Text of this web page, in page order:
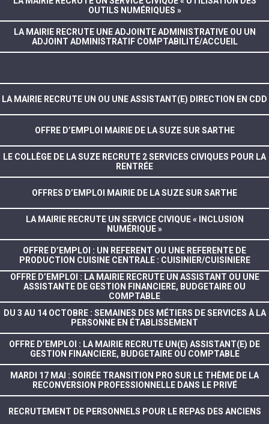
OUTILS NUMÉRIQUES »
LA MAIRIE RECRUTE UNE ADJOINTE ADMINISTRATIVE OU UN
ADJOINT ADMINISTRATIF COMPTABILITÉ/ACCUEIL
LA MAIRIE RECRUTE UN OU UNE ASSISTANT(E) DIRECTION EN CDD
OFFRE D’EMPLOI MAIRIE DE LA SUZE SUR SARTHE
LE COLLÈGE DE LA SUZE RECRUTE 2 SERVICES CIVIQUES POUR LA
RENTRÉE
OFFRES D’EMPLOI MAIRIE DE LA SUZE SUR SARTHE
LA MAIRIE RECRUTE UN SERVICE CIVIQUE « INCLUSION
NUMÉRIQUE »
OFFRE D’EMPLOI : UN REFERENT OU UNE REFERENTE DE
PRODUCTION CUISINE CENTRALE : CUISINIER/CUISINIERE
OFFRE D’EMPLOI : LA MAIRIE RECRUTE UN ASSISTANT OU UNE
ASSISTANTE DE GESTION FINANCIERE, BUDGETAIRE OU
COMPTABLE
DU 3 AU 14 OCTOBRE : SEMAINES DES MÉTIERS DE SERVICES À LA
PERSONNE EN ÉTABLISSEMENT
OFFRE D’EMPLOI : LA MAIRIE RECRUTE UN(E) ASSISTANT(E) DE
GESTION FINANCIERE, BUDGETAIRE OU COMPTABLE
MARDI 17 MAI : SOIRÉE TRANSITION PRO SUR LE THÈME DE LA
RECONVERSION PROFESSIONNELLE DANS LE PRIVÉ
RECRUTEMENT DE PERSONNELS POUR LE REPAS DES ANCIENS